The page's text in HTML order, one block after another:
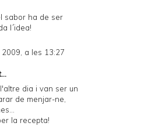
sabor ha de ser
l´idea!
2009, a les 13:27
dia i van ser un
de menjar-ne,
la recepta!